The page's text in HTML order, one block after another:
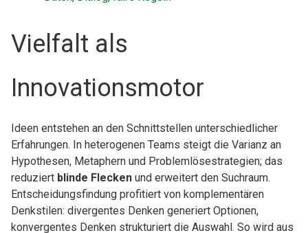
Vielfalt als
Innovationsmotor
Ideen entstehen an den Schnittstellen unterschiedlicher
Erfahrungen. In heterogenen Teams steigt die Varianz an
Hypothesen, Metaphern und Problemlösestrategien; das
reduziert blinde Fleckenund erweitert den Suchraum.
Entscheidungsfindung profitiert von komplementären
Denkstilen: divergentes Denken generiert Optionen,
konvergentes Denken strukturiert die Auswahl. So wird aus